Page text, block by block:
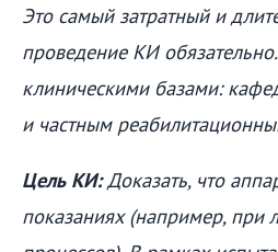
Это самый затратный и
проведение КИ
клиническими базами:
и частным
Цель КИ:Доказать, что
показаниях (например, при